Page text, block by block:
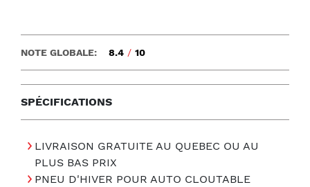
SPÉCIFICATIONS
NOTE GLOBALE: 8.4 / 10
LIVRAISON GRATUITE AU QUEBEC OU AU
PLUS BAS PRIX
PNEU D'HIVER POUR AUTO CLOUTABLE